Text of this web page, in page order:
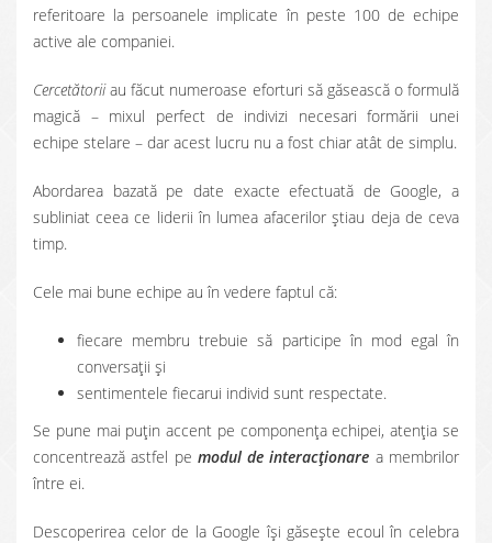
referitoare la persoanele implicate în peste 100 de echipe
active ale companiei.
Cercetătoriiau făcut numeroase eforturi să găsească o formulă
magică – mixul perfect de indivizi necesari formării unei
echipe stelare – dar acest lucru nu a fost chiar atât de simplu.
Abordarea bazată pe date exacte efectuată de Google, a
subliniat ceea ce liderii în lumea afacerilor știau deja de ceva
timp.
Cele mai bune echipe au în vedere faptul că:
fiecare membru trebuie să participe în mod egal în
conversații și
sentimentele fiecarui individ sunt respectate.
Se pune mai puțin accent pe componența echipei, atenția se
concentrează astfel pe modul de interacționare a membrilor
între ei.
Descoperirea celor de la Google își găsește ecoul în celebra